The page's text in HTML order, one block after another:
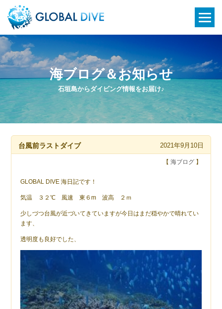
石垣島からダイビング情報をお届け♪
海ブログ＆お知らせ
台風前ラストダイブ 2021年9月10日
【 海ブログ】
GLOBAL DIVE 海日記です！
気温 ３２℃ 風速 東６m 波高 ２ｍ
少しづつ台風が近づいてきていますが今日はまだ穏やかで晴れてい
ます、
透明度も良好でした、